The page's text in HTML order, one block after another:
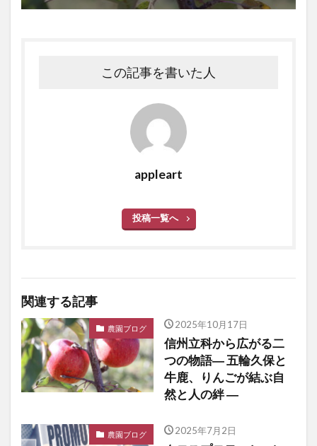
この記事を書いた人
appleart
投稿一覧へ
関連する記事
農園ブログ 2025年10月17日
信州立科から広がる二
つの物語― 五輪久保と
牛鹿、りんごが結ぶ自
然と人の絆 ―
農園ブログ 2025年7月2日